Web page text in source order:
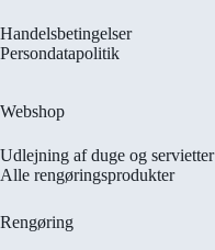
Handelsbetingelser
Persondatapolitik
Webshop
Udlejning af duge og servietter
Alle rengøringsprodukter
Rengøring